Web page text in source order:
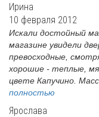
Ирина
10 февраля 2012
Искали достойный
магазине увидели
превосходные,
хорошие - теплые,
цвете Капучино.
полностью
Ярослава